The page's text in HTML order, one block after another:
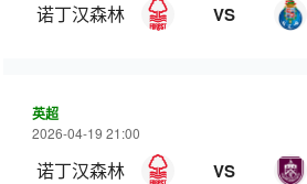
诺丁汉森林 VS
英超
2026-04-19 21:00
诺丁汉森林 VS